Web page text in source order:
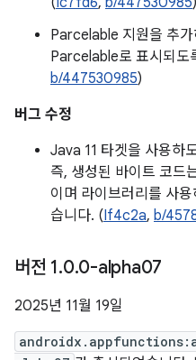
Parcelable 지원을 추가
Parcelable로 표시되도
b/447530985)
버그 수정
Java 11 타겟을 사용하
즉, 생성된 바이트 코드
이며 라이브러리를 사
습니다. (If4c2a, b/
버전 1.0.0-alpha07
2025년 11월 19일